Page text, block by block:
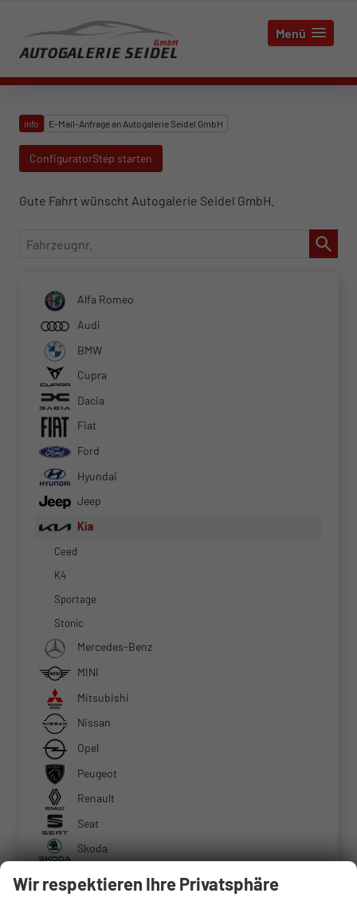
Menü
info E-Mail-Anfrage an Autogalerie Seidel GmbH
ConfiguratorStep starten
Gute Fahrt wünscht Autogalerie Seidel GmbH.
Fahrzeugnr.
Alfa Romeo
Audi
BMW
Cupra
Dacia
Fiat
Ford
Hyundai
Jeep
Kia
Ceed
K4
Sportage
Stonic
Mercedes-Benz
MINI
Mitsubishi
Nissan
Opel
Peugeot
Renault
Seat
Skoda
Suzuki
Wir respektieren Ihre Privatsphäre